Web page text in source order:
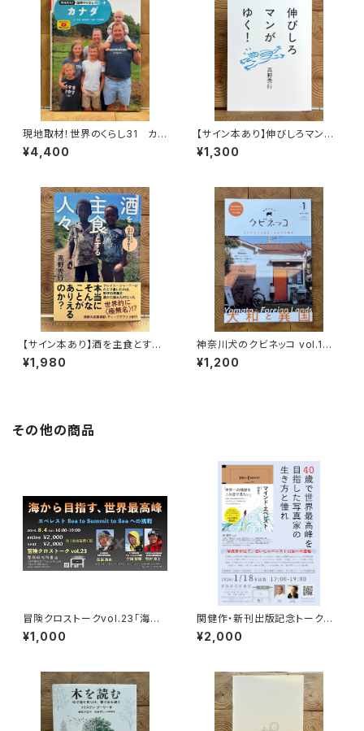
現地取材！世界のくらし31 カナ
ダ
¥4,400
【サイン本あり】伸びしろマンが
ゆく！
¥1,300
【サイン本あり】酒を主食とする
人々 エチオピアの科学的秘境
を旅する
¥1,980
神奈川犬のクビネッコ vol.1
特集：大和と異国
¥1,200
その他の商品
冒険クロストークvol.23「海か
ら目指す、世界最高峰」録画視聴
権
¥1,000
関健作・新刊出版記念トークイ
ベント録画視聴権
¥2,000